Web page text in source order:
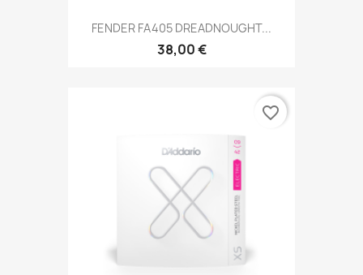
FENDER FA405 DREADNOUGHT...
38,00 €
favorite_border